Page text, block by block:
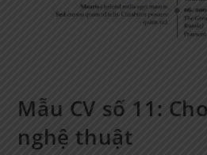
Mẫu CV số 11:
nghệ thuật